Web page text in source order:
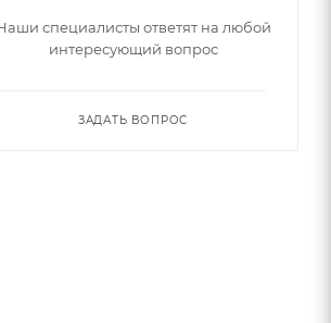
специалисты ответят на любой
интересующий вопрос
ЗАДАТЬ ВОПРОС